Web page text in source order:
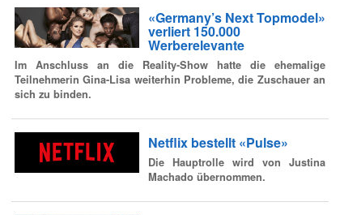
«Germany’s Next Topmodel»
verliert 150.000
Werberelevante
Im Anschluss an die Reality-Show hatte die ehemalige
Teilnehmerin Gina-Lisa weiterhin Probleme, die Zuschauer an
sich zu binden.
Netflix bestellt «Pulse»
Die Hauptrolle wird von Justina
Machado übernommen.